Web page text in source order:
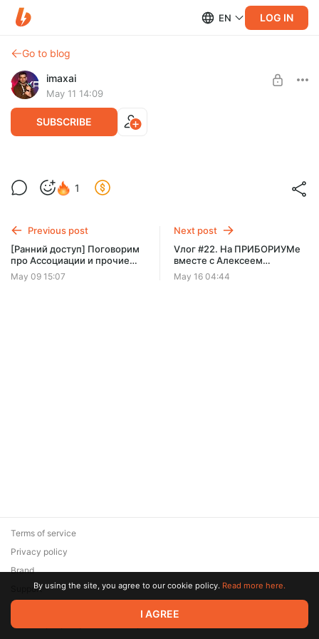
EN LOG IN
Go to blog
imaxai
May 11 14:09
SUBSCRIBE
Vлог #21 (вроде): Сибирский кольцевой
источник фотонов СКИФ
SUBSCRIBE
1
Previous post
[Ранний доступ] Поговорим
про Ассоциации и прочие
объединения с Евгением
Липкиным
May 09 15:07
Next post
Vлог #22. На ПРИБОРИУМе
вместе с Алексеем
Росвычтехинформ
рампаковываем Р-ФОН
May 16 04:44
© 2026 Zaya Solutions Limited. All rights reserved. All trademarks
are the property of their respective owners.
Terms of service
Privacy policy
Brand
SupportBy using the site, you agree to our cookie policy. Read more here.
I AGREE